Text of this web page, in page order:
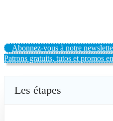
Abonnez-vous à notre
Patrons gratuits, tutos et promos
Les étapes